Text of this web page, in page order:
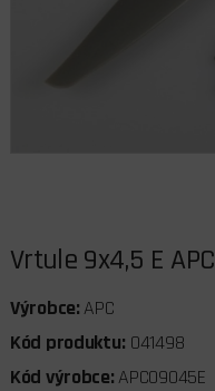
Vrtule 9x4,5 E APC
Výrobce: APC
Kód produktu: 041498
Kód výrobce: APC09045E